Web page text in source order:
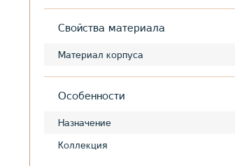
Свойства материала
Материал корпуса
Особенности
Назначение
Коллекция